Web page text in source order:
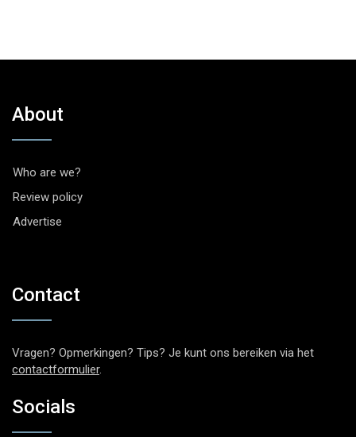
About
Who are we?
Review policy
Advertise
Contact
Vragen? Opmerkingen? Tips? Je kunt ons bereiken via het
contactformulier.
Socials